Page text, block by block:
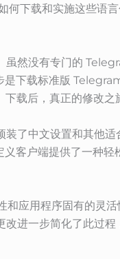
下载和实施这些语
然没有专门的
下载标准版
后，真正的修改之
了中文设置和其他
客户端提供了一种
应用程序固有的灵
进一步简化了此过